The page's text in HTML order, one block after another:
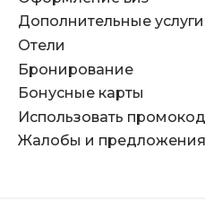
Дополнительные услуги
Отели
Бронирование
Бонусные карты
Использовать промокод
Жалобы и предложения